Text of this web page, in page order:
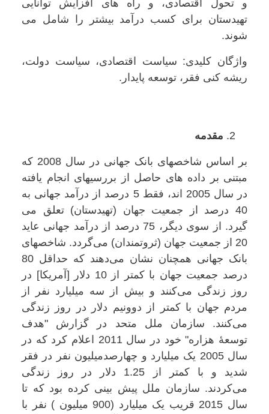
و تحول اقتصادی، و راه های افزایش توانایی
تهیدستان برای کسب درآمد بیشتر را شامل می
شوند.
واژگان کلیدی: سیاست اقتصادی، سیاست دولت،
ریشه کنی فقر، توسعه پایدار.
مقدمه
بر اساس شاخصهای بانک جهانی در سال 2008 که
مبتنی بر داده های حاصل از بررسیهای انجام یافته
در سال 2005 اند، فقط 5 درصد از درآمد جهانی به
40 درصد از جمعیت جهان (تهیدستان) تعلق می
گیرد. از سوی دیگر، 75 درصد از درآمد جهانی عاید
20 از جمعیت جهان (ثروتمندان) می‌گردد. شاخصهای
بانک جهانی همچنان نشان می‌دهند که حداقل 80
درصد جمعیت جهان با کمتر از 10 دلار [آمریکا] در
روز زندگی می‌کنند و بیش از سه میلیارد نفر از
مردم جهان با کمتر از دوونیم دلار در روز زندگی
می‌کنند. سازمان ملل متحد در گزارش "هدف
توسعۀ هزاره" خود در سال 2011 اعلام کرد که در
سال 2005 یک میلیارد و چهارصدمیلیون نفر در فقر
شدید و با کمتر از 1.25 دلار در روز زندگی
می‌کردند. سازمان ملل پیش بینی کرده بود که تا
سال 2015 قریب یک میلیارد (900 میلیون ) نفر با